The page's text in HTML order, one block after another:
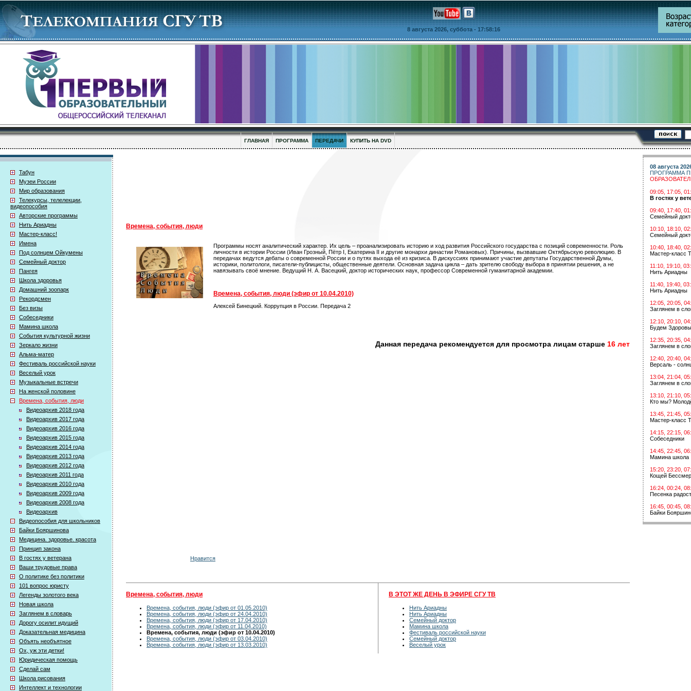
8 августа 2026, суббота - 17:58:16
ГЛАВНАЯ ПРОГРАММА ПЕРЕДАЧИ КУПИТЬ НА DVD
Табун
Музеи России
Мир образования
Телекурсы, телелекции,
видеопособия
Авторские программы
Нить Ариадны
Мастер-класс!
Имена
Под солнцем Ойкумены
Семейный доктор
Пангея
Школа здоровья
Домашний зоопарк
Рекордсмен
Без визы
Собеседники
Мамина школа
События культурной жизни
Зеркало жизни
Альма-матер
Фестиваль российской науки
Веселый урок
Музыкальные встречи
На женской половине
Времена, события, люди
Видеоархив 2018 года
Видеоархив 2017 года
Видеоархив 2016 года
Видеоархив 2015 года
Видеоархив 2014 года
Видеоархив 2013 года
Видеоархив 2012 года
Видеоархив 2011 года
Видеоархив 2010 года
Видеоархив 2009 года
Видеоархив 2008 года
Видеоархив
Видеопособия для школьников
Байки Бояршинова
Медицина. здоровье. красота
Принцип закона
В гостях у ветерана
Ваши трудовые права
О политике без политики
101 вопрос юристу
Легенды золотого века
Новая школа
Заглянем в словарь
Дорогу осилит идущий
Доказательная медицина
Объять необъятное
Ох, уж эти детки!
Юридическая помощь
Сделай сам
Школа рисования
Интеллект и технологии
Времена, события, люди
Программы носят аналитический характер. Их цель – проанализировать историю и ход развития Российского государства с позиций современности. Роль
личности в истории России (Иван Грозный, Пётр I, Екатерина II и другие монархи династии Романовых). Причины, вызвавшие Октябрьскую революцию. В
передачах ведутся дебаты о современной России и о путях выхода её из кризиса. В дискуссиях принимают участие депутаты Государственной Думы,
историки, политологи, писатели-публицисты, общественные деятели. Основная задача цикла – дать зрителю свободу выбора в принятии решения, а не
навязывать своё мнение. Ведущий Н. А. Васецкий, доктор исторических наук, профессор Современной гуманитарной академии.
Времена, события, люди (эфир от 10.04.2010)
Алексей Бинецкий. Коррупция в России. Передача 2
Данная передача рекомендуется для просмотра лицам старше 16 лет
Нравится
Времена, события, люди
Времена, события, люди (эфир от 01.05.2010)
Времена, события, люди (эфир от 24.04.2010)
Времена, события, люди (эфир от 17.04.2010)
Времена, события, люди (эфир от 11.04.2010)
Времена, события, люди (эфир от 10.04.2010)
Времена, события, люди (эфир от 03.04.2010)
Времена, события, люди (эфир от 13.03.2010)
В ЭТОТ ЖЕ ДЕНЬ В ЭФИРЕ СГУ ТВ
Нить Ариадны
Нить Ариадны
Семейный доктор
Мамина школа
Фестиваль российской науки
Семейный доктор
Веселый урок
08 августа
ПРОГРАММА
09:05, 17:05,
В гостях у
09:40, 17:40,
Семейный
10:10, 18:10,
Семейный
10:40, 18:40,
Мастер-класс
11:10, 19:10,
Нить Ариадны
11:40, 19:40,
Нить Ариадны
12:05, 20:05,
Заглянем в
12:10, 20:10,
Будем
12:35, 20:35,
Заглянем в
12:40, 20:40,
Версаль -
13:04, 21:04,
Заглянем в
13:10, 21:10,
Кто мы?
13:45, 21:45,
Мастер-класс
14:15, 22:15,
Собеседники
14:45, 22:45,
Мамина школа
15:20, 23:20,
Кощей
16:24, 00:24,
Песенка
16:45, 00:45,
Байки